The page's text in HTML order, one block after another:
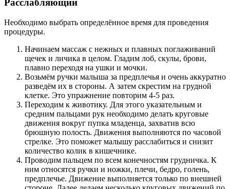
Расслабляющий
Необходимо выбрать определённое время для проведения
процедуры.
Начинаем массаж с нежных и плавных поглаживаний
щечек и личика в целом. Гладим лоб, скулы, брови,
плавно переходя на ушки и мочки.
Возьмём ручки малыша за предплечья и очень аккуратно
разведём их в стороны. А затем скрестим на грудной
клетке. Это упражнение повторим 4-5 раз.
Переходим к животику. Для этого указательным и
средним пальцами рук необходимо делать круговые
движения вокруг пупка младенца, захватив всю
брюшную полость. Движения выполняются по часовой
стрелке. Это поможет малышу расслабиться и снизит
количество колик в кишечнике.
Проводим пальцем по всем конечностям грудничка. К
ним относятся ручки и ножки, плечи, бедро, голень,
предплечье. Движение выполняется только по внешней